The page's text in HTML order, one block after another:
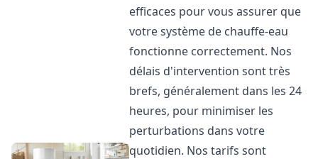
efficaces pour vous assurer que
votre système de chauffe-eau
fonctionne correctement. Nos
délais d'intervention sont très
brefs, généralement dans les 24
heures, pour minimiser les
perturbations dans votre
quotidien. Nos tarifs sont